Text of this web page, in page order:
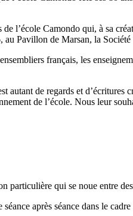
l’école Camondo qui, à sa
Pavillon de Marsan, la Société
français, les
autant de regards et
de l’école. Nous leur
particulière qui se noue entre
après séance dans le